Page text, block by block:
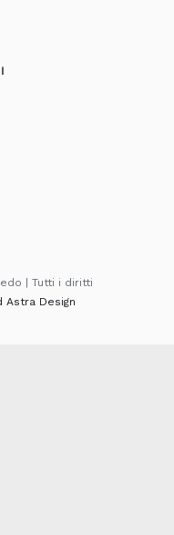
| Tutti i diritti
Astra Design